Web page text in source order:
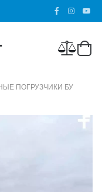
ПОГРУЗЧИКИ БУ